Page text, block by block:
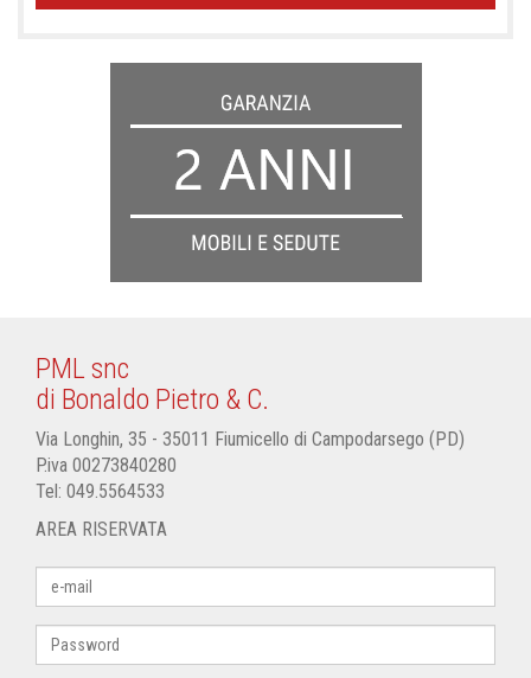
PML snc
di Bonaldo Pietro & C.
Via Longhin, 35 - 35011 Fiumicello di Campodarsego (PD)
P.iva 00273840280
Tel: 049.5564533
AREA RISERVATA